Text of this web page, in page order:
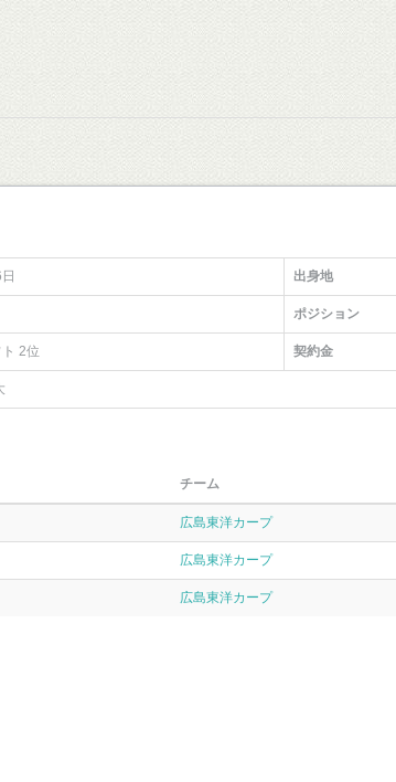
出身地
ポジション
2位 契約金
チーム
広島東洋カープ
広島東洋カープ
広島東洋カープ